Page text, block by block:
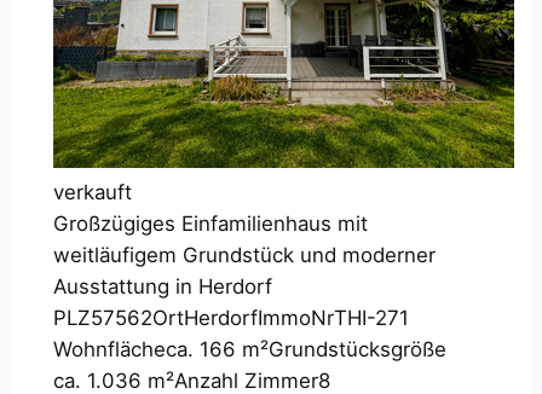
verkauft
Großzügiges Einfamilienhaus mit
weitläufigem Grundstück und moderner
Ausstattung in Herdorf
PLZ57562OrtHerdorfImmoNrTHI-271
Wohnflächeca. 166 m²Grundstücksgröße
ca. 1.036 m²Anzahl Zimmer8